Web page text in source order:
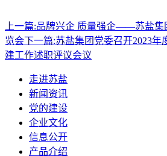
上一篇:品牌兴企 质量强企——苏盐集
览会下一篇:苏盐集团党委召开2023年
建工作述职评议会议
走进苏盐
新闻资讯
党的建设
企业文化
信息公开
产品介绍